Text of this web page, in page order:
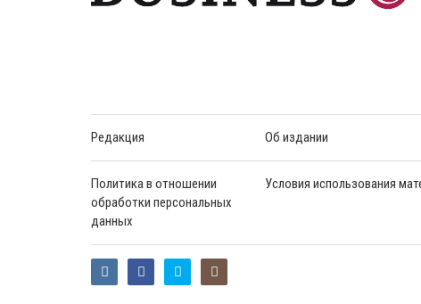
Редакция Об издании
Политика в отношении
обработки персональных
данных
Условия использования